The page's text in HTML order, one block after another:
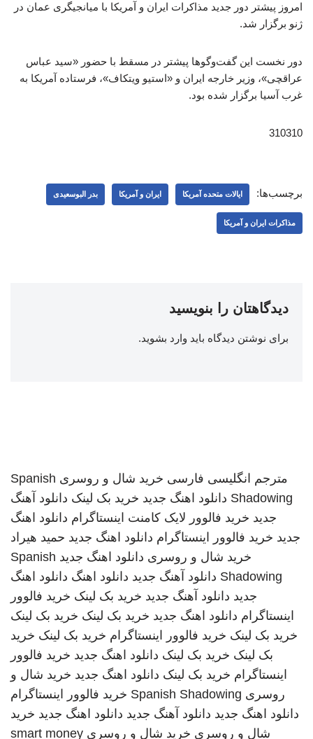
امروز پیشتر دور جدید مذاکرات ایران و آمریکا با میانجیگری عمان در
ژنو برگزار شد.
دور نخست این گفت‌وگوها پیشتر در مسقط با حضور «سید عباس
عراقچی»، وزیر خارجه ایران و «استیو ویتکاف»، فرستاده آمریکا به
غرب آسیا برگزار شده بود.
310310
برچسب‌ها: ایالات متحده آمریکا ایران و آمریکا بدر البوسعیدی
مذاکرات ایران و آمریکا
دیدگاهتان را بنویسید
برای نوشتن دیدگاه باید وارد بشوید.
مترجم انگلیسی فارسی خرید شال و روسری Spanish
Shadowing دانلود اهنگ جدید خرید بک لینک دانلود آهنگ
جدید خرید فالوور لایک کامنت اینستاگرام دانلود اهنگ
جدید خرید فالوور اینستاگرام دانلود اهنگ جدید حمید هیراد
خرید شال و روسری دانلود اهنگ جدید Spanish
Shadowing دانلود آهنگ جدید دانلود اهنگ دانلود اهنگ
جدید دانلود آهنگ جدید خرید بک لینک خرید فالوور
اینستاگرام دانلود اهنگ جدید خرید بک لینک خرید بک لینک
خرید بک لینک خرید فالوور اینستاگرام خرید بک لینک خرید
بک لینک خرید بک لینک دانلود اهنگ جدید خرید فالوور
اینستاگرام خرید بک لینک دانلود اهنگ جدید خرید شال و
روسری Spanish Shadowing خرید فالوور اینستاگرام
دانلود اهنگ جدید دانلود آهنگ جدید دانلود اهنگ جدید خرید
شال و روسری خرید شال و روسری smart money